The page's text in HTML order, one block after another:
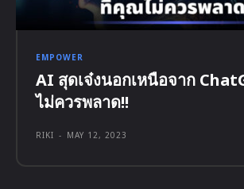
EMPOWER
AI สุดเจ๋งนอกเหนือจาก
ไม่ควรพลาด!!
RIKI - MAY 12, 2023